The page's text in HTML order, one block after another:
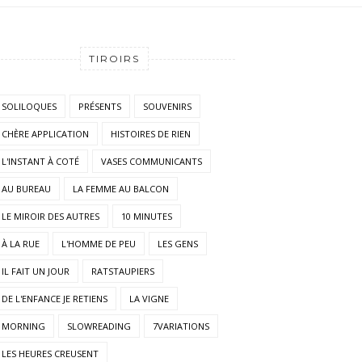
TIROIRS
SOLILOQUES PRÉSENTS SOUVENIRS
CHÈRE APPLICATION HISTOIRES DE RIEN
L'INSTANT À COTÉ VASES COMMUNICANTS
AU BUREAU LA FEMME AU BALCON
LE MIROIR DES AUTRES 10 MINUTES
À LA RUE L'HOMME DE PEU LES GENS
IL FAIT UN JOUR RATSTAUPIERS
DE L'ENFANCE JE RETIENS LA VIGNE
MORNING SLOWREADING 7VARIATIONS
LES HEURES CREUSENT